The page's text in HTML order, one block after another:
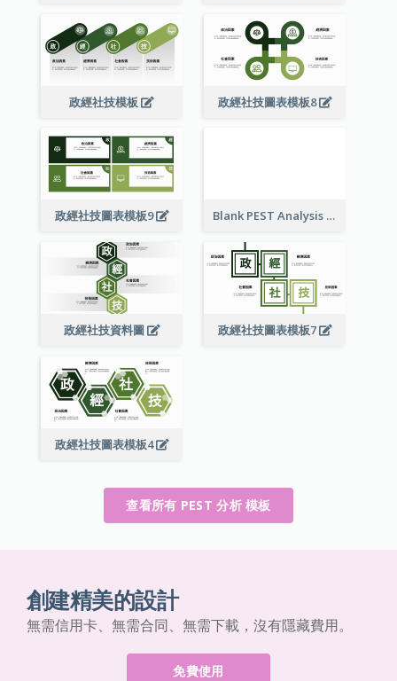
政經社技模板 政經社技圖表模板8
政經社技圖表模板9 Blank PEST Analysis
政經社技資料圖 政經社技圖表模板7
政經社技圖表模板4
查看所有 PEST 分析 模板
創建精美的設計
無需信用卡、無需合同、無需下載，沒有隱藏費用。
免費使用